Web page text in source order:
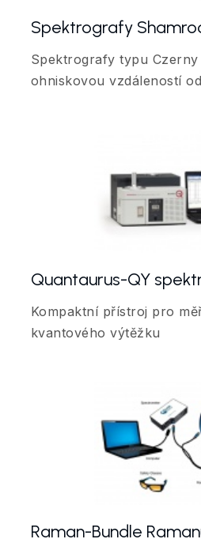
Spektrografy
Spektrografy typu
ohniskovou vzdáleností
Quantaurus-QY
Kompaktní přístroj pro
kvantového výtěžku
Raman-Bundle